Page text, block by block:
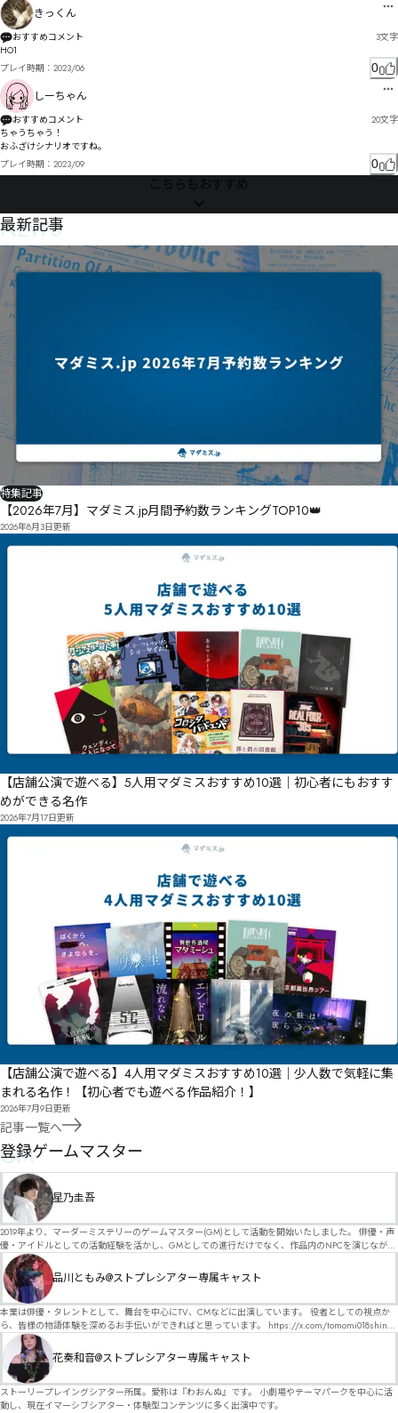
きっくん
おすすめコメント 3文字
HO1
プレイ時期： 2023/06 0
しーちゃん
おすすめコメント 20文字
ちゃうちゃう！
おふざけシナリオですね。
プレイ時期： 2023/09 0
こちらもおすすめ
NEWS
最新記事
特集記事
【2026年7月】マダミス.jp月間予約数ランキングTOP10👑
2026年8月3日更新
【店舗公演で遊べる】5人用マダミスおすすめ10選｜初心者にもおすす
めができる名作
2026年7月17日更新
【店舗公演で遊べる】4人用マダミスおすすめ10選｜少人数で気軽に集
まれる名作！【初心者でも遊べる作品紹介！】
2026年7月9日更新
記事一覧へ
GM
登録ゲームマスター
星乃圭吾
2019年より、マーダーミステリーのゲームマスター(GM)として活動を開始いたしました。 俳優・声
優・アイドルとしての活動経験を活かし、GMとしての進行だけでなく、作品内のNPCを演じなが
ら、お客様に物語の世界へ入り込んでいただくような演出・サービスを得意としています。 自分自
身でも作品制作を行っているので、作家さんが作品に込めた想いや意図を大切にしながら、その作
品の魅力をお客様に届けられるような公演を心がけています。 参加してくださる皆様がどんなエン
ディングを迎えるのか、どんな物語が生まれるのかを想像しながら、公演を進めていく時間が本当
に大好きです！ 対応可能作品は、オフライン（対面）作品のみとなります。 得意分野をひとつ挙げ
るなら恋愛もの（恋愛要素を含むシナリオ）ですが、ファンタジー、デスゲーム、青春ものなど、
ジャンルを問わず幅広く対応可能です！お任せください！ 《所属団体・店舗》 ★ Lanbelysma -ラン
ビリズマ- (代表・制作・GM) ★ ストーリープレイングシアター (GM) ★ フィネガンズ ウェイク
(GM)
品川ともみ@ストプレシアター専属キャスト
本業は俳優・タレントとして、舞台を中心にTV、CMなどに出演しています。 役者としての視点か
ら、皆様の物語体験を深めるお手伝いができればと思っています。 https://x.com/tomomi018shin?
s=11 活動内容はSNSにて投稿しています。 SPT所属。 ストーリープレイングシアター「星詠みの
標」にてGMデビュー。 ボードゲーム×体感型演劇 イマーシブカフェ「コアクト」(不定期開催)出
演中。
花奏和音@ストプレシアター専属キャスト
ストーリープレイングシアター所属。愛称は『わおんぬ』です。 小劇場やテーマパークを中心に活
動し、現在イマーシブシアター・体験型コンテンツに多く出演中です。